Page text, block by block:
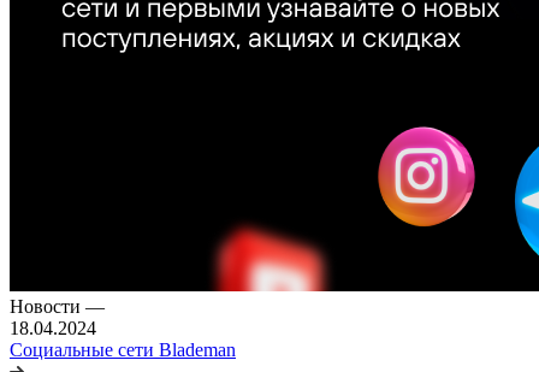
Новости —
18.04.2024
Социальные сети Blademan